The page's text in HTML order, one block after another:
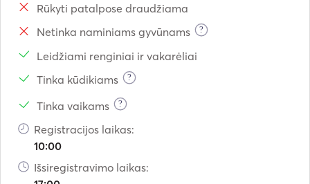
Rūkyti patalpose draudžiama
Netinka naminiams gyvūnams
?
Leidžiami renginiai ir vakarėliai
Tinka kūdikiams
?
Tinka vaikams ?
Registracijos laikas:
10:00
Išsiregistravimo laikas: